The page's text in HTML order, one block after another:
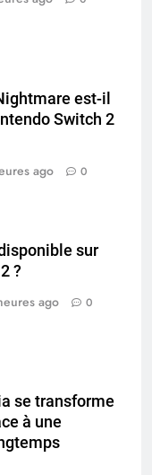
est-il
Switch 2
ago 0
sur
?
ago 0
se transforme
à une